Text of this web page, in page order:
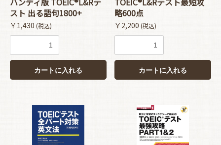
スト 出る語句1800+
￥1,430 (税込)
カートに入れる
略600点
￥2,200 (税込)
カートに入れる